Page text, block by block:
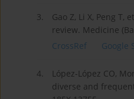
3.
Gao Z, Li X, Peng
review. Medicine
CrossRef
Google
4.
López-López CO,
diverse and